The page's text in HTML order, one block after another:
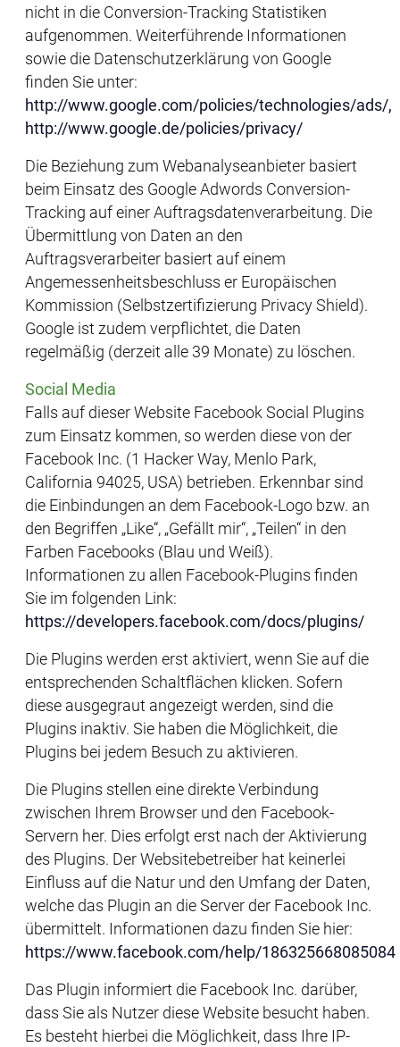
nicht in die Conversion-Tracking Statistiken
aufgenommen. Weiterführende Informationen
sowie die Datenschutzerklärung von Google
finden Sie unter:
http://www.google.com/policies/technologies/ads/,
http://www.google.de/policies/privacy/
Die Beziehung zum Webanalyseanbieter basiert
beim Einsatz des Google Adwords Conversion-
Tracking auf einer Auftragsdatenverarbeitung. Die
Übermittlung von Daten an den
Auftragsverarbeiter basiert auf einem
Angemessenheitsbeschluss er Europäischen
Kommission (Selbstzertifizierung Privacy Shield).
Google ist zudem verpflichtet, die Daten
regelmäßig (derzeit alle 39 Monate) zu löschen.
Social Media
Falls auf dieser Website Facebook Social Plugins
zum Einsatz kommen, so werden diese von der
Facebook Inc. (1 Hacker Way, Menlo Park,
California 94025, USA) betrieben. Erkennbar sind
die Einbindungen an dem Facebook-Logo bzw. an
den Begriffen „Like“, „Gefällt mir“, „Teilen“ in den
Farben Facebooks (Blau und Weiß).
Informationen zu allen Facebook-Plugins finden
Sie im folgenden Link:
https://developers.facebook.com/docs/plugins/
Die Plugins werden erst aktiviert, wenn Sie auf die
entsprechenden Schaltflächen klicken. Sofern
diese ausgegraut angezeigt werden, sind die
Plugins inaktiv. Sie haben die Möglichkeit, die
Plugins bei jedem Besuch zu aktivieren.
Die Plugins stellen eine direkte Verbindung
zwischen Ihrem Browser und den Facebook-
Servern her. Dies erfolgt erst nach der Aktivierung
des Plugins. Der Websitebetreiber hat keinerlei
Einfluss auf die Natur und den Umfang der Daten,
welche das Plugin an die Server der Facebook Inc.
übermittelt. Informationen dazu finden Sie hier:
https://www.facebook.com/help/186325668085084
Das Plugin informiert die Facebook Inc. darüber,
dass Sie als Nutzer diese Website besucht haben.
Es besteht hierbei die Möglichkeit, dass Ihre IP-